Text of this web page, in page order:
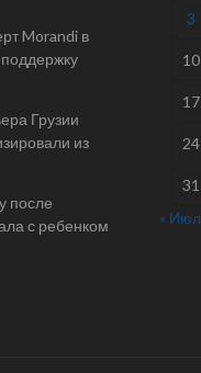
Morandi в
Грузии
из
после
с ребенком
3
10
17
24
31
« Июл